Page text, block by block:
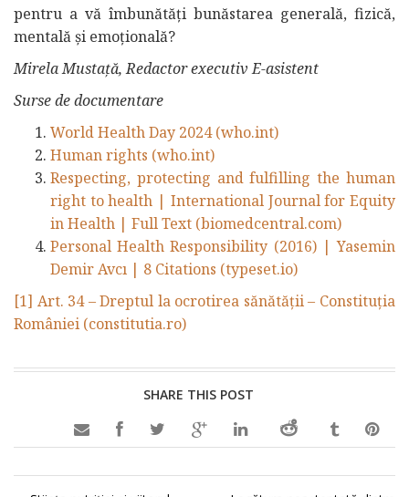
pentru a vă îmbunătăți bunăstarea generală, fizică,
mentală și emoțională?
Mirela Mustață, Redactor executiv E-asistent
Surse de documentare
World Health Day 2024 (who.int)
Human rights (who.int)
Respecting, protecting and fulfilling the human
right to health | International Journal for Equity
in Health | Full Text (biomedcentral.com)
Personal Health Responsibility (2016) | Yasemin
Demir Avcı | 8 Citations (typeset.io)
[1] Art. 34 – Dreptul la ocrotirea sănătăţii – Constituția
României (constitutia.ro)
SHARE THIS POST
